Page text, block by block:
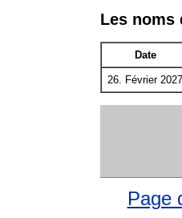
Les noms
Date
26. Février 2027
Page